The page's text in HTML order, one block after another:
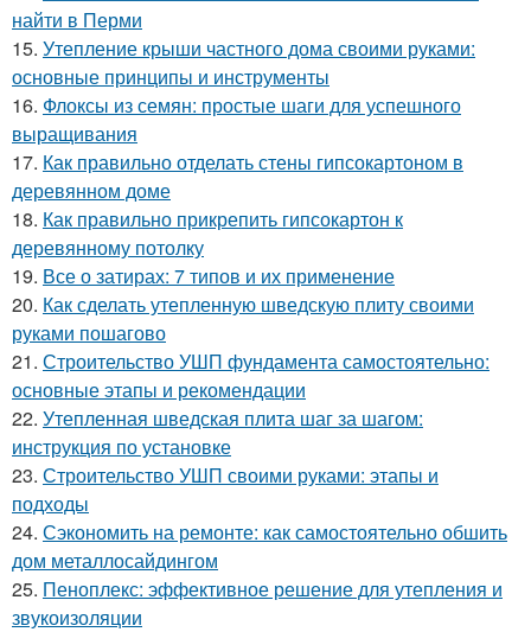
найти в Перми
15. Утепление крыши частного дома своими руками:
основные принципы и инструменты
16. Флоксы из семян: простые шаги для успешного
выращивания
17. Как правильно отделать стены гипсокартоном в
деревянном доме
18. Как правильно прикрепить гипсокартон к
деревянному потолку
19. Все о затирах: 7 типов и их применение
20. Как сделать утепленную шведскую плиту своими
руками пошагово
21. Строительство УШП фундамента самостоятельно:
основные этапы и рекомендации
22. Утепленная шведская плита шаг за шагом:
инструкция по установке
23. Строительство УШП своими руками: этапы и
подходы
24. Сэкономить на ремонте: как самостоятельно обшить
дом металлосайдингом
25. Пеноплекс: эффективное решение для утепления и
звукоизоляции